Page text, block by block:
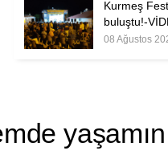
Kurmeş
buluştu!-
08 Ağustos